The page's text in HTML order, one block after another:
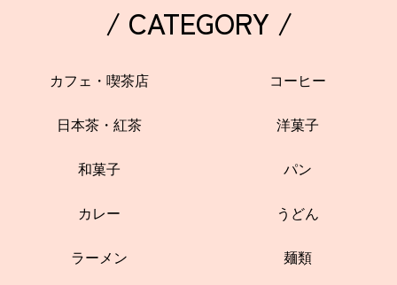
/ CATEGORY /
カフェ・喫茶店 コーヒー
日本茶・紅茶 洋菓子
和菓子 パン
カレー うどん
ラーメン 麺類